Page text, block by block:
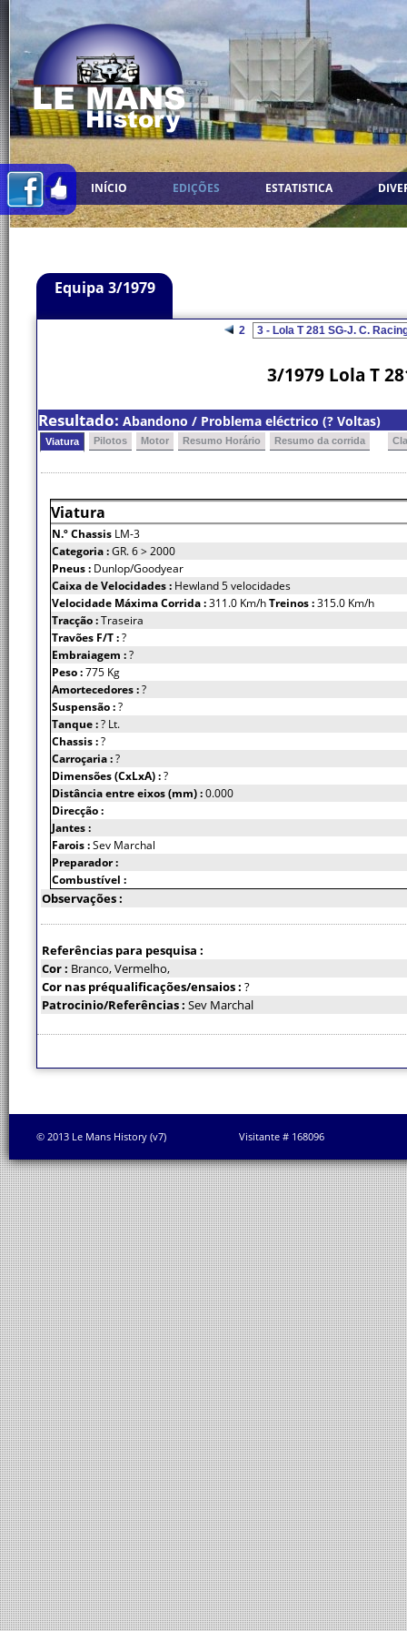
INÍCIO EDIÇÕES ESTATISTICA
Equipa 3/1979
2
3/1979 Lola T
Resultado: Abandono / Problema eléctrico (? Voltas)
Viatura Pilotos Motor Resumo Horário Resumo da corrida
Viatura
N.º Chassis LM-3
Categoria :GR. 6 > 2000
Pneus : Dunlop/Goodyear
Caixa de Velocidades : Hewland 5 velocidades
Velocidade Máxima Corrida :311.0 Km/hTreinos :315.0 Km/h
Tracção :Traseira
Travões F/T :?
Embraiagem :?
Peso :775 Kg
Amortecedores :?
Suspensão :?
Tanque :? Lt.
Chassis :?
Carroçaria :?
Dimensões (CxLxA) :?
Distância entre eixos (mm) :0.000
Direcção :
Jantes :
Farois :Sev Marchal
Preparador :
Combustível :
Observações :
Referências para pesquisa :
Cor : Branco, Vermelho,
Cor nas préqualificações/ensaios : ?
Patrocinio/Referências : Sev Marchal
© 2013 Le Mans History (v7) Visitante # 168096